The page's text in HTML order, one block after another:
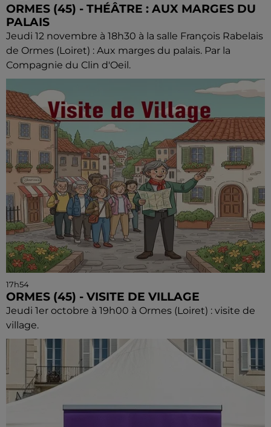
ORMES (45) - THÉÂTRE : AUX MARGES DU
PALAIS
Jeudi 12 novembre à 18h30 à la salle François Rabelais
de Ormes (Loiret) : Aux marges du palais. Par la
Compagnie du Clin d'Oeil.
17h54
ORMES (45) - VISITE DE VILLAGE
Jeudi 1er octobre à 19h00 à Ormes (Loiret) : visite de
village.